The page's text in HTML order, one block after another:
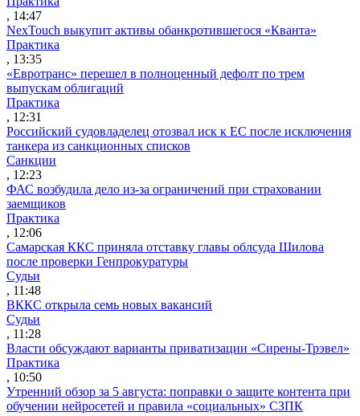
, 14:47
NexTouch выкупит активы обанкротившегося «Кванта»
Практика
, 13:35
«Евротранс» перешел в полноценный дефолт по трем
выпускам облигаций
Практика
, 12:31
Российский судовладелец отозвал иск к ЕС после исключения
танкера из санкционных списков
Санкции
, 12:23
ФАС возбудила дело из-за ограничений при страховании
заемщиков
Практика
, 12:06
Самарская ККС приняла отставку главы облсуда Шилова
после проверки Генпрокуратуры
Судьи
, 11:48
ВККС открыла семь новых вакансий
Судьи
, 11:28
Власти обсуждают варианты приватизации «Сирены-Трэвел»
Практика
, 10:50
Утренний обзор за 5 августа: поправки о защите контента при
обучении нейросетей и правила «социальных» СЗПК